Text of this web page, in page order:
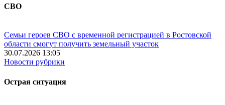
СВО
Семьи героев СВО с временной регистрацией в Ростовской
области смогут получить земельный участок
30.07.2026 13:05
Новости рубрики
Острая ситуация